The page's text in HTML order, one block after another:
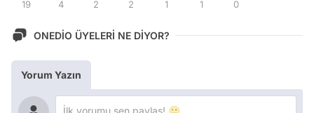
19 4 2 2 1 1 0
ONEDİO ÜYELERİ NE DİYOR?
Yorum Yazın